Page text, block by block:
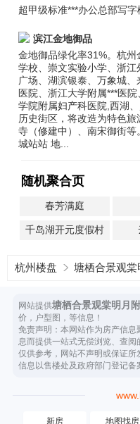
超甲级标准***办公总部写字
滨江金地御品
金地御品绿化率31%。杭
学校、崇文实验小学、浙
广场、湖滨银泰、万象城
医院、浙江大学附属***医
学院附属妇产科医院,西湖
历史街区，将改造为特色
寺（修建中）、南宋御街
城站站 地...
随机聚合页
春芳满庭
千岛湖开元度假村
杭州楼盘 塘栖合景观
网站提供塘栖合景观棠明月
价，户型图，等信息！
免责声明：本网站作为房产信
息而提供一站式无偿浏览、查
仅供参考，网站不声明或保证
信息以售楼处及政府部门登记备
新房 地图找房